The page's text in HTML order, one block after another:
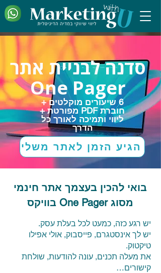
סדנה לבניית אתר
One Pager
6 שיעורים מוקלטים +
חוברת PDF מפורטת +
ליווי ותמיכה לאורך כל
הדרך
הגיע הזמן לאתר משלי
בואי להכין בעצמך אתר חינמי
מסוג One Pager בוויקס
יש רגע כזה, כמעט לכל בעלת עסק.
יש לך אינסטגרם, פייסבוק, אולי אפילו
טיקטוק.
את מעלה תכנים, עונה להודעות, שולחת
קישורים…